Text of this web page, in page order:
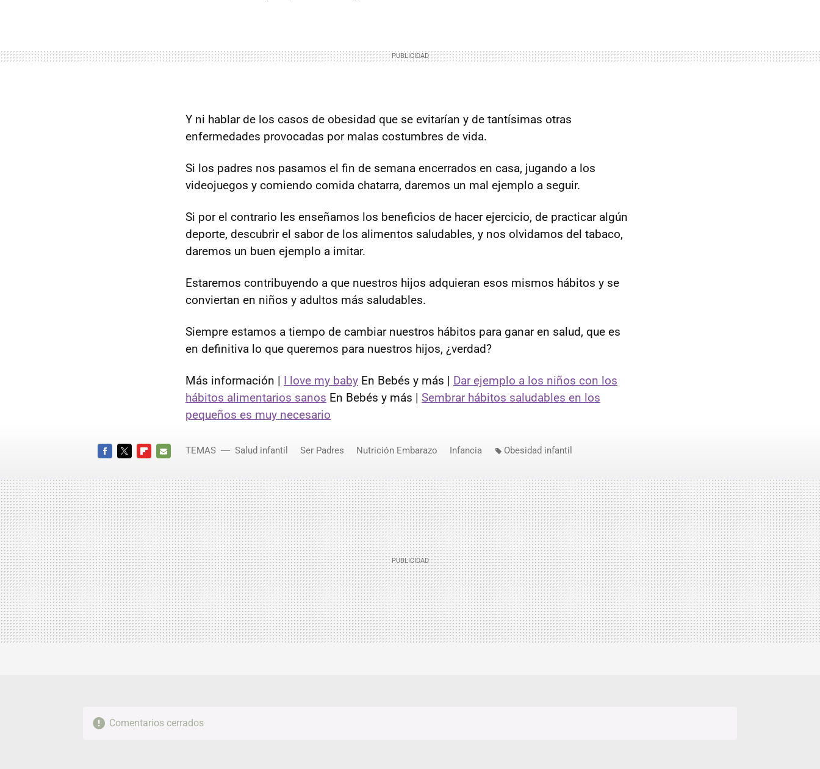
Y ni hablar de los casos de obesidad que se evitarían y de tantísimas otras
enfermedades provocadas por malas costumbres de vida.
Si los padres nos pasamos el fin de semana encerrados en casa, jugando a los
videojuegos y comiendo comida chatarra, daremos un mal ejemplo a seguir.
Si por el contrario les enseñamos los beneficios de hacer ejercicio, de practicar algún
deporte, descubrir el sabor de los alimentos saludables, y nos olvidamos del tabaco,
daremos un buen ejemplo a imitar.
Estaremos contribuyendo a que nuestros hijos adquieran esos mismos hábitos y se
conviertan en niños y adultos más saludables.
Siempre estamos a tiempo de cambiar nuestros hábitos para ganar en salud, que es
en definitiva lo que queremos para nuestros hijos, ¿verdad?
Más información | I love my baby En Bebés y más | Dar ejemplo a los niños con los
hábitos alimentarios sanos En Bebés y más | Sembrar hábitos saludables en los
pequeños es muy necesario
MAIL
TEMAS Salud infantil Ser Padres Nutrición Embarazo Infancia Obesidad infantil
Comentarios cerrados